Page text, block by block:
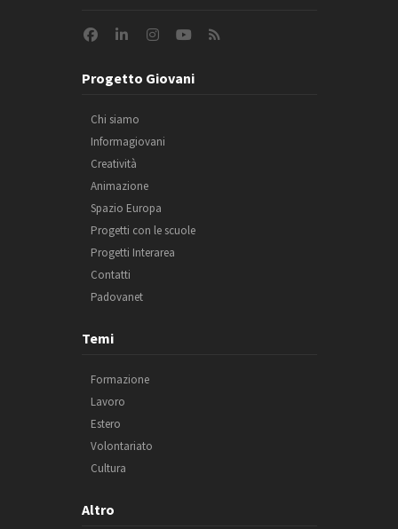
Progetto Giovani
Chi siamo
Informagiovani
Creatività
Animazione
Spazio Europa
Progetti con le scuole
Progetti Interarea
Contatti
Padovanet
Temi
Formazione
Lavoro
Estero
Volontariato
Cultura
Altro